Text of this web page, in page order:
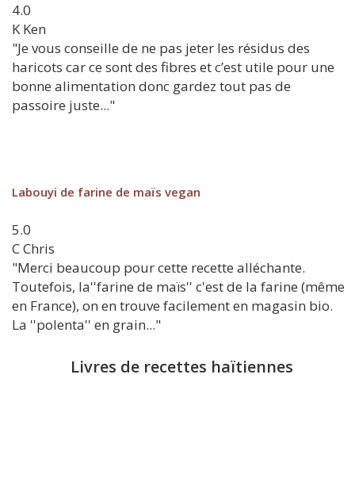
4.0
K Ken
"Je vous conseille de ne pas jeter les résidus des
haricots car ce sont des fibres et c’est utile pour une
bonne alimentation donc gardez tout pas de
passoire juste..."
Labouyi de farine de maïs vegan
5.0
CChris
"Merci beaucoup pour cette recette alléchante.
Toutefois, la''farine de maïs'' c'est de la farine (même
en France), on en trouve facilement en magasin bio.
La ''polenta'' en grain..."
Livres de recettes haïtiennes